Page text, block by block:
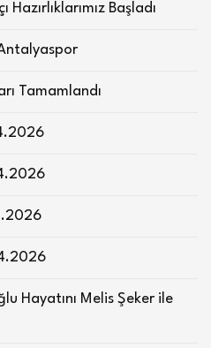
Başladı
Tamamlandı
Hayatını Melis Şeker ile